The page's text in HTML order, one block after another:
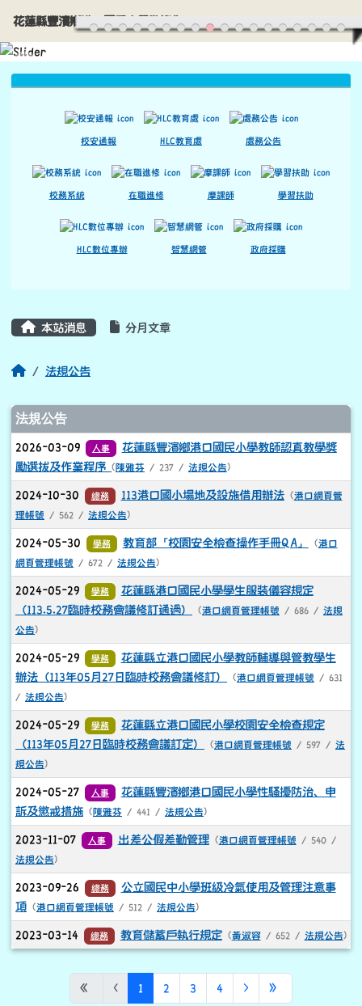
花蓮縣豐濱鄉港口國民小學歡迎您
導覽列
花蓮縣豐濱鄉港口國民小學歡迎您
上中區域內容
校安通報 HLC教育處 處務公告
校務系統 在職進修 摩課師 學習扶助
HLC數位專辦 智慧網管 政府採購
本站消息 分月文章
回首頁法規公告
文章列表
法規公告
2026-03-09 人事
花蓮縣豐濱鄉港口國民小學教師認真教學獎
勵選拔及作業程序 (陳雅芬 / 237 / 法規公告)
2024-10-30 總務 113港口國小場地及設施借用辦法 (港口網頁管
理帳號 / 562 / 法規公告)
2024-05-30 學務 教育部「校園安全檢查操作手冊QA」 (港口
網頁管理帳號 / 672 / 法規公告)
2024-05-29 學務
花蓮縣港口國民小學學生服裝儀容規定
（113.5.27臨時校務會議修訂通過）
(港口網頁管理帳號 / 686 / 法規
公告)
2024-05-29 學務
花蓮縣立港口國民小學教師輔導與管教學生
辦法（113年05月27日臨時校務會議修訂）
(港口網頁管理帳號 / 631
/ 法規公告)
2024-05-29 學務
花蓮縣立港口國民小學校園安全檢查規定
（113年05月27日臨時校務會議訂定）
(港口網頁管理帳號 / 597 / 法
規公告)
2024-05-27 人事
花蓮縣豐濱鄉港口國民小學性騷擾防治、申
訴及懲戒措施 (陳雅芬 / 441 / 法規公告)
2023-11-07 人事 出差公假差勤管理 (港口網頁管理帳號 / 540 /
法規公告)
2023-09-26 總務
公立國民中小學班級冷氣使用及管理注意事
項 (港口網頁管理帳號 / 512 / 法規公告)
2023-03-14 總務 教育儲蓄戶執行規定 (黃淑容/ 652 / 法規公告)
« ‹ 1 (目前頁次)
2 3 4 ›下一頁
»
頁尾區域